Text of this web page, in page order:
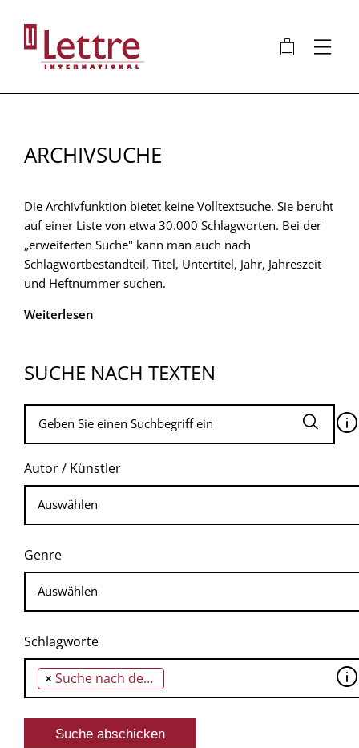
Inhalt
🛍 ⋮
ARCHIVSUCHE
Die Archivfunktion bietet keine Volltextsuche. Sie beruht
auf einer Liste von etwa 30.000 Schlagworten. Bei der
„erweiterten Suche" kann man auch nach
Schlagwortbestandteil, Titel, Untertitel, Jahr, Jahreszeit
und Heftnummer suchen.
Weiterlesen
SUCHE NACH TEXTEN
🛈
Autor / Künstler
Genre
Schlagworte
× Suche nach dem geheimnisvollen Ursprung dessen, was man Heimat nennen könnte 🛈